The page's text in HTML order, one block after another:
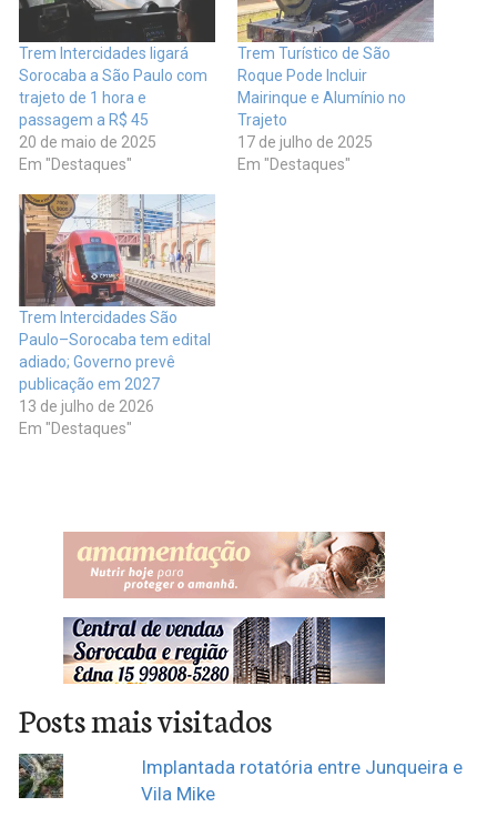
Trem Intercidades ligará
Sorocaba a São Paulo com
trajeto de 1 hora e
passagem a R$ 45
20 de maio de 2025
Em "Destaques"
Trem Turístico de São
Roque Pode Incluir
Mairinque e Alumínio no
Trajeto
17 de julho de 2025
Em "Destaques"
Trem Intercidades São
Paulo–Sorocaba tem edital
adiado; Governo prevê
publicação em 2027
13 de julho de 2026
Em "Destaques"
Posts mais visitados
Implantada rotatória entre Junqueira e
Vila Mike